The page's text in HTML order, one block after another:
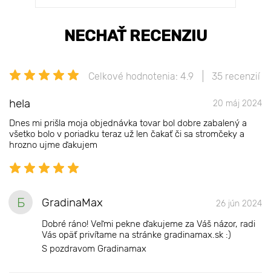
NECHAŤ RECENZIU
Celkové hodnotenia: 4.9 35 recenzií
hela 20 máj 2024
Dnes mi prišla moja objednávka tovar bol dobre zabalený a
všetko bolo v poriadku teraz už len čakať či sa stromčeky a
hrozno ujme ďakujem
Б GradinaMax 26 jún 2024
Dobré ráno! Veľmi pekne ďakujeme za Váš názor, radi
Vás opäť privítame na stránke gradinamax.sk :)
S pozdravom Gradinamax